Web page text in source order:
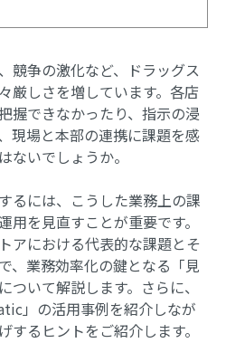
競争の激化など、ドラッグス
厳しさを増しています。各店
握できなかったり、指示の浸
現場と本部の連携に課題を感
ないでしょうか。
るには、こうした業務上の課
を見直すことが重要です。
アにおける代表的な課題とそ
、業務効率化の鍵となる「見
ついて解説します。さらに、
」の活用事例を紹介しなが
するヒントをご紹介します。